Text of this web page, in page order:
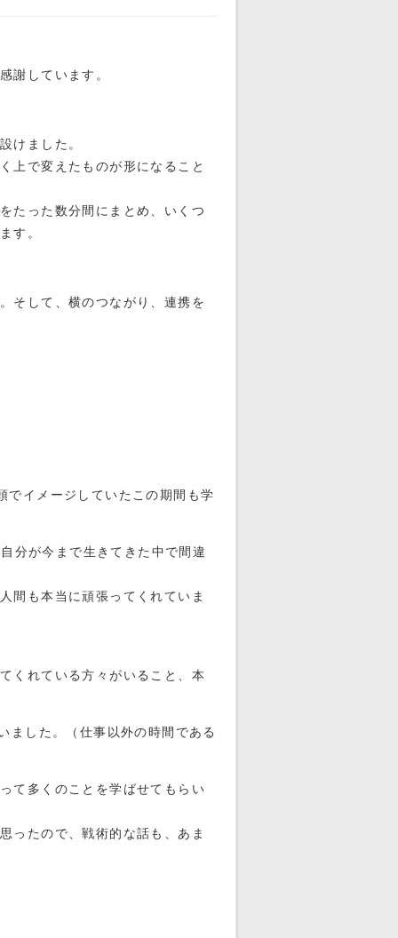
謝しています。
けました。
上で変えたものが形になること
たった数分間にまとめ、いくつ
す。
そして、横のつながり、連携を
イメージしていたこの期間も学
分が今まで生きてきた中で間違
間も本当に頑張ってくれていま
くれている方々がいること、本
ました。（仕事以外の時間である
て多くのことを学ばせてもらい
ったので、戦術的な話も、あま